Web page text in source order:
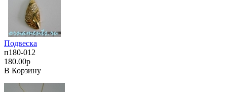
Подвеска
п180-012
180.00р
В Корзину